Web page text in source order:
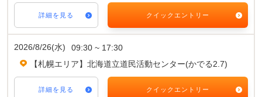
詳細を見る クイックエントリー
2026/8/26(水)
09:30 ~ 17:30
【札幌エリア】北海道立道民活動センター(かでる2.7)
詳細を見る クイックエントリー